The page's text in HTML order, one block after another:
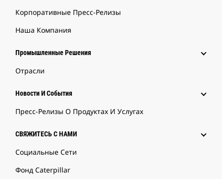
Корпоративные Пресс-Релизы
Наша Компания
Промышленные Решения
Отрасли
Новости И События
Пресс-Релизы О Продуктах И Услугах
СВЯЖИТЕСЬ С НАМИ
Социальные Сети
Фонд Caterpillar